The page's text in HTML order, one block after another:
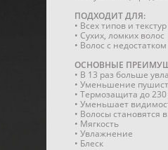
ПОДХОДИТ ДЛЯ:
• Всех типов и
• Сухих, ломких волос
• Волос с
ОСНОВНЫЕ
• В 13 раз больше
• Уменьшение
• Термозащита до 230
• Уменьшает
• Волосы становятся
• Мягкость
• Увлажнение
• Блеск